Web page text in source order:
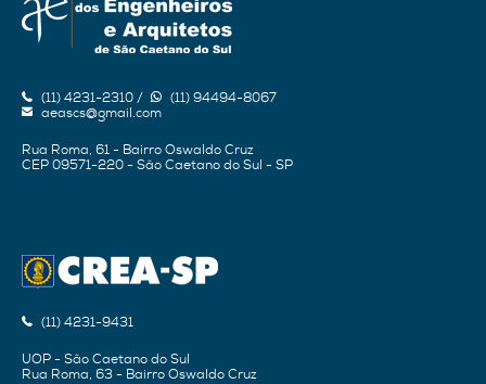
(11) 4231-2310 /
(11) 94494-8067
aeascs@gmail.com
Rua Roma, 61 - Bairro Oswaldo Cruz
CEP 09571-220 - São Caetano do Sul - SP
(11) 4231-9431
UOP - São Caetano do Sul
Rua Roma, 63 - Bairro Oswaldo Cruz